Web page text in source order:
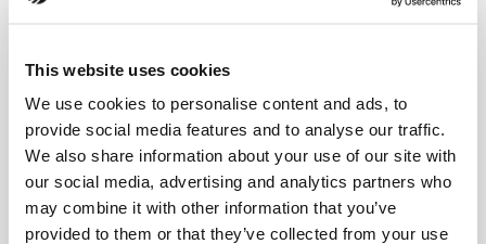
This website uses cookies
We use cookies to personalise content and ads, to
provide social media features and to analyse our traffic.
We also share information about your use of our site with
our social media, advertising and analytics partners who
may combine it with other information that you’ve
provided to them or that they’ve collected from your use
Получайте финансирование быстрее.
Poland